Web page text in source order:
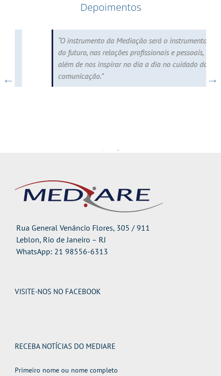
Depoimentos
“O instrumento da Mediação será o instrumento
do futuro, nas relações profissionais e pessoais,
além de nos inspirar no dia a dia no cuidado da
comunicação.”
Rua General Venâncio Flores, 305 / 911
Leblon, Rio de Janeiro – RJ
WhatsApp: 21 98556-6313
VISITE-NOS NO FACEBOOK
RECEBA NOTÍCIAS DO MEDIARE
Primeiro nome ou nome completo